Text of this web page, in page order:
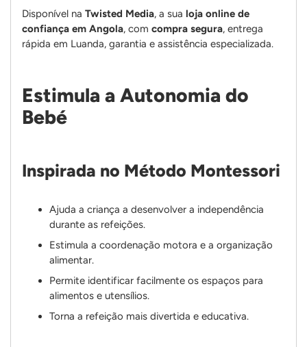
Disponível na Twisted Media, a sua loja online de
confiança em Angola, com compra segura, entrega
rápida em Luanda, garantia e assistência especializada.
Estimula a Autonomia do
Bebé
Inspirada no Método Montessori
Ajuda a criança a desenvolver a independência
durante as refeições.
Estimula a coordenação motora e a organização
alimentar.
Permite identificar facilmente os espaços para
alimentos e utensílios.
Torna a refeição mais divertida e educativa.